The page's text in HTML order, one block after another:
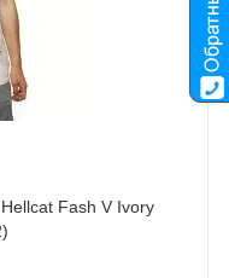
Fash V Ivory